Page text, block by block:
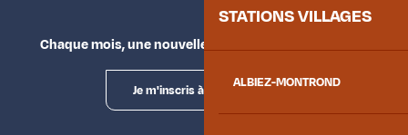
STATIONS VILLAGES
ALBIEZ-MONTROND
Chaque mois, une nouvelle façon d'explorer la vallée.
Je m'inscris à la newsletter